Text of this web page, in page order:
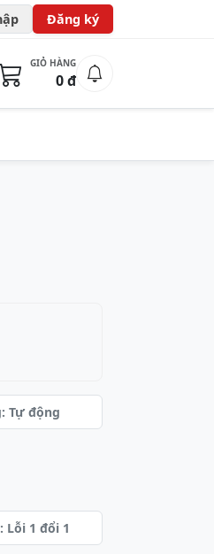
Đăng ký
GIỎ HÀNG
0 đ
Tự động
Lỗi 1 đổi 1